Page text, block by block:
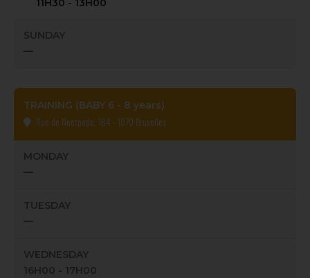
11H30 - 13H00
SUNDAY
—
TRAINING (BABY 6 - 8 years)
Rue de Neerpede, 184 - 1070 Bruxelles
MONDAY
—
TUESDAY
—
WEDNESDAY
16H00 - 17H00